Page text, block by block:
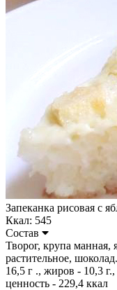
Запеканка рисовая с
Ккал: 545
Состав
Творог, крупа манная,
растительное,
16,5 г ., жиров - 10,3
ценность - 229,4 ккал